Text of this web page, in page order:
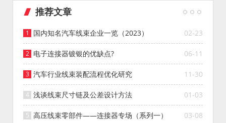
推荐文章
02-23
国内知名汽车线束企业一览（2023）
06-11
电子连接器镀银的优缺点?
11-30
汽车行业线束装配流程优化研究
01-03
浅谈线束尺寸链及公差设计方法
03-08
高压线束零部件——连接器专场（系列一）